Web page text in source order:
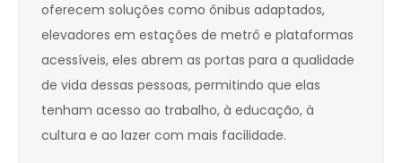
oferecem soluções como ônibus adaptados,
elevadores em estações de metrô e plataformas
acessíveis, eles abrem as portas para a qualidade
de vida dessas pessoas, permitindo que elas
tenham acesso ao trabalho, à educação, à
cultura e ao lazer com mais facilidade.